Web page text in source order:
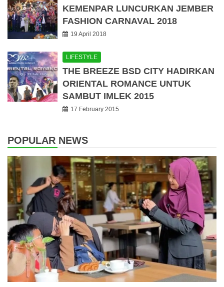
KEMENPAR LUNCURKAN JEMBER
FASHION CARNAVAL 2018
19 April 2018
LIFESTYLE
THE BREEZE BSD CITY HADIRKAN
ORIENTAL ROMANCE UNTUK
SAMBUT IMLEK 2015
17 February 2015
POPULAR NEWS